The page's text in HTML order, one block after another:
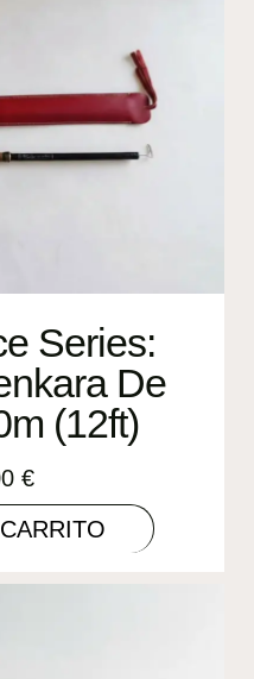
Series:
De
(12ft)
€